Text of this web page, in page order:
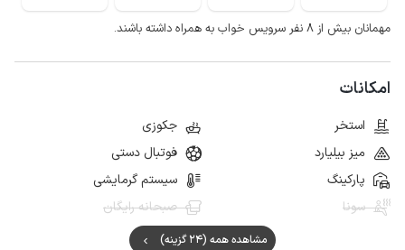
مهمانان بیش از ۸ نفر سرویس خواب به همراه داشته باشند.
امکانات
استخر
جکوزی
میز بیلیارد
فوتبال دستی
پارکینگ
سیستم گرمایشی
سونا
صبحانه رایگان
مشاهده همه (24 گزینه)